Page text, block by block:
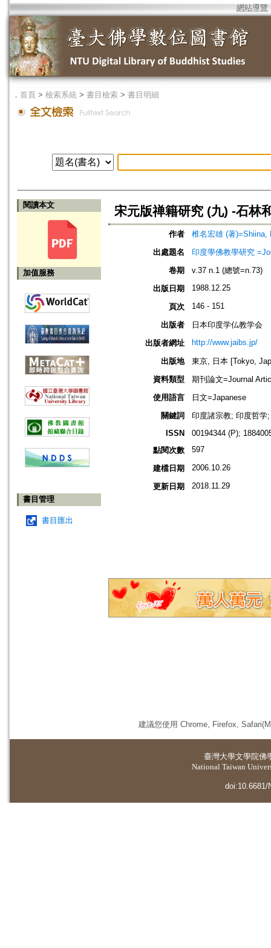
網站導覽
． 首頁 > 檢索系統 > 書目檢索 > 書目明細
閱讀本文
加值服務
書目管理
書目匯出
宋元版禅籍研究 (九) -石林
作者
椎名宏雄 (著)=Shiina,
出處題名
印度學佛教學研究
卷期
v.37 n.1 (總號=n.73)
出版日期
1988.12.25
頁次 146 - 151
出版者
日本印度学仏教学会
出版者網址
http://www.jaibs.jp/
出版地
東京, 日本 [Tokyo,
資料類型
期刊論文=Journal
使用語言
日文=Japanese
關鍵詞
印度諸宗教; 印度哲学
ISSN
00194344 (P);
點閱次數
597
建檔日期 2006.10.26
更新日期 2018.11.29
建議您使用 Chrome, Firefox,
臺灣大學文學院佛
National Taiwan
doi:10.6681/